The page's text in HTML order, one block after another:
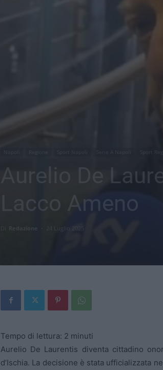
Aurelio De
Lacco Ameno
Redazione 24 Luglio 2025
Tempo di lettura: 2 minuti
Aurelio De Laurentis diventa cittadino
d’Ischia. La decisione è stata ufficializzata